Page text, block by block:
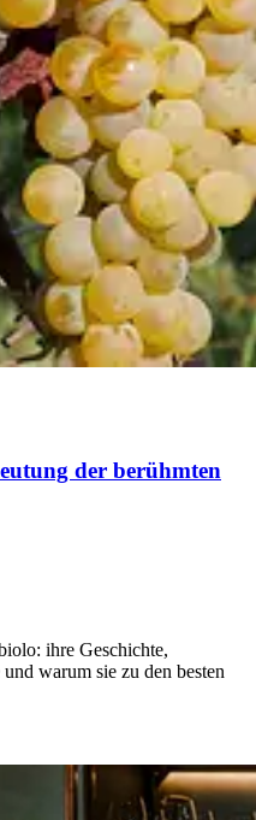
der berühmten
ihre Geschichte,
warum sie zu den besten